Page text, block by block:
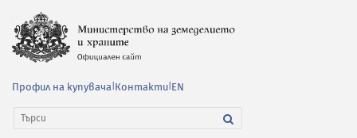
Профил на купувача Контакти EN